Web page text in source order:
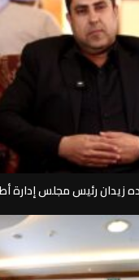
رئيس مجلس إدارة